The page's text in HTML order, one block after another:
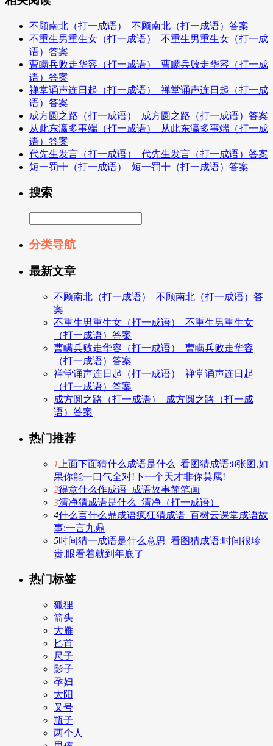
不顾南北（打一成语）_不顾南北（打一成语）答案
不重生男重生女（打一成语）_不重生男重生女（打一成
语）答案
曹瞒兵败走华容（打一成语）_曹瞒兵败走华容（打一成
语）答案
禅堂诵声连日起（打一成语）_禅堂诵声连日起（打一成
语）答案
成方圆之路（打一成语）_成方圆之路（打一成语）答案
从此东瀛多事端（打一成语）_从此东瀛多事端（打一成
语）答案
代先生发言（打一成语）_代先生发言（打一成语）答案
短一罚十（打一成语）_短一罚十（打一成语）答案
搜索
分类导航
最新文章
不顾南北（打一成语）_不顾南北（打一成语）答
案
不重生男重生女（打一成语）_不重生男重生女
（打一成语）答案
曹瞒兵败走华容（打一成语）_曹瞒兵败走华容
（打一成语）答案
禅堂诵声连日起（打一成语）_禅堂诵声连日起
（打一成语）答案
成方圆之路（打一成语）_成方圆之路（打一成
语）答案
热门推荐
1 上面下面猜什么成语是什么_看图猜成语:8张图,如
果你能一口气全对!下一个天才非你莫属!
2得意什么作成语_成语故事简笔画
3清净猜成语是什么_清净（打一成语）
4什么言什么鼎成语疯狂猜成语_百树云课堂成语故
事:一言九鼎
5时间猜一成语是什么意思_看图猜成语:时间很珍
贵,眼看着就到年底了
热门标签
狐狸
箭头
大雁
匕首
尺子
影子
孕妇
太阳
叉号
瓶子
两个人